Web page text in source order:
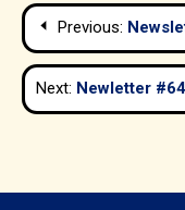
Navigation
de
l’article
Previous:
Next: Newletter